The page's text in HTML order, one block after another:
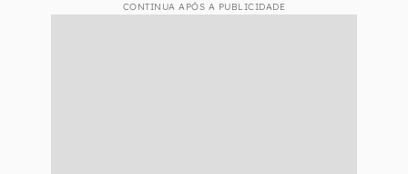
CONTINUA APÓS A PUBLICIDADE